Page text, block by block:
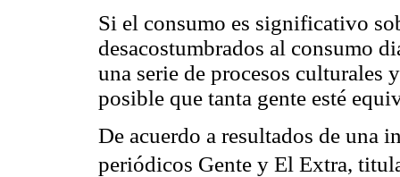
Si el consumo es significativo
desacostumbrados al consumo
una serie de procesos culturales
posible que tanta gente esté
De acuerdo a resultados de una
periódicos Gente y El Extra,